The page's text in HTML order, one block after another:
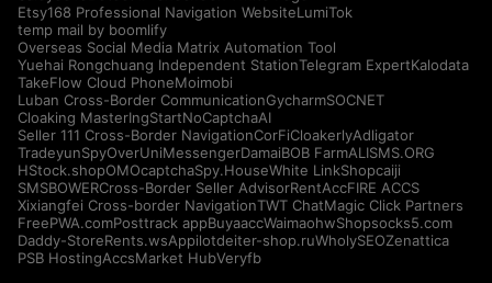
Etsy168 Professional Navigation WebsiteLumiTok
temp mail by boomlify
Overseas Social Media Matrix Automation Tool
Yuehai Rongchuang Independent StationTelegram ExpertKalodata
TakeFlow Cloud PhoneMoimobi
Luban Cross-Border CommunicationGycharmSOCNET
Cloaking MasterIngStartNoCaptchaAI
Seller 111 Cross-Border NavigationCorFiCloakerlyAdligator
TradeyunSpyOverUniMessengerDamaiBOB FarmALISMS.ORG
HStock.shopOMOcaptchaSpy.HouseWhite LinkShopcaiji
SMSBOWERCross-Border Seller AdvisorRentAccFIRE ACCS
Xixiangfei Cross-border NavigationTWT ChatMagic Click Partners
FreePWA.comPosttrack appBuyaaccWaimaohwShopsocks5.com
Daddy-StoreRents.wsAppilotdeiter-shop.ruWholySEOZenattica
PSB HostingAccsMarket HubVeryfb